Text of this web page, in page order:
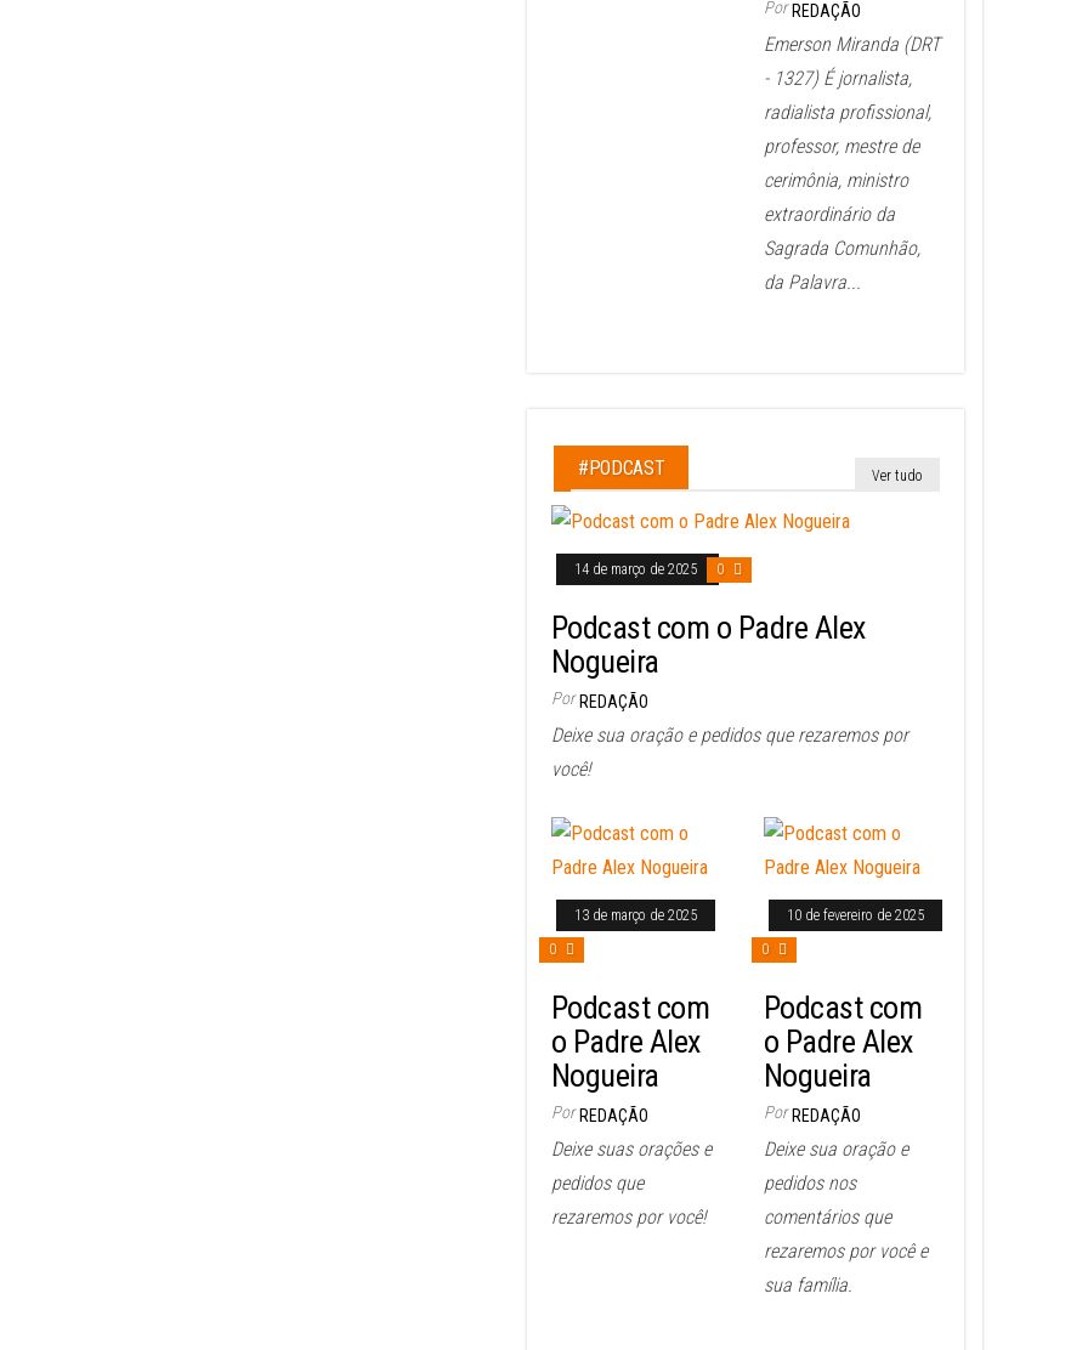
Por REDAÇÃO
Emerson Miranda (DRT
- 1327) É jornalista,
radialista profissional,
professor, mestre de
cerimônia, ministro
extraordinário da
Sagrada Comunhão,
da Palavra...
#PODCAST Ver tudo
14 de março de 2025 0
Podcast com o Padre Alex
Nogueira
Por REDAÇÃO
Deixe sua oração e pedidos que rezaremos por
você!
13 de março de 2025
0
Podcast com
o Padre Alex
Nogueira
Por REDAÇÃO
Deixe suas orações e
pedidos que
rezaremos por você!
10 de fevereiro de 2025
0
Podcast com
o Padre Alex
Nogueira
Por REDAÇÃO
Deixe sua oração e
pedidos nos
comentários que
rezaremos por você e
sua família.